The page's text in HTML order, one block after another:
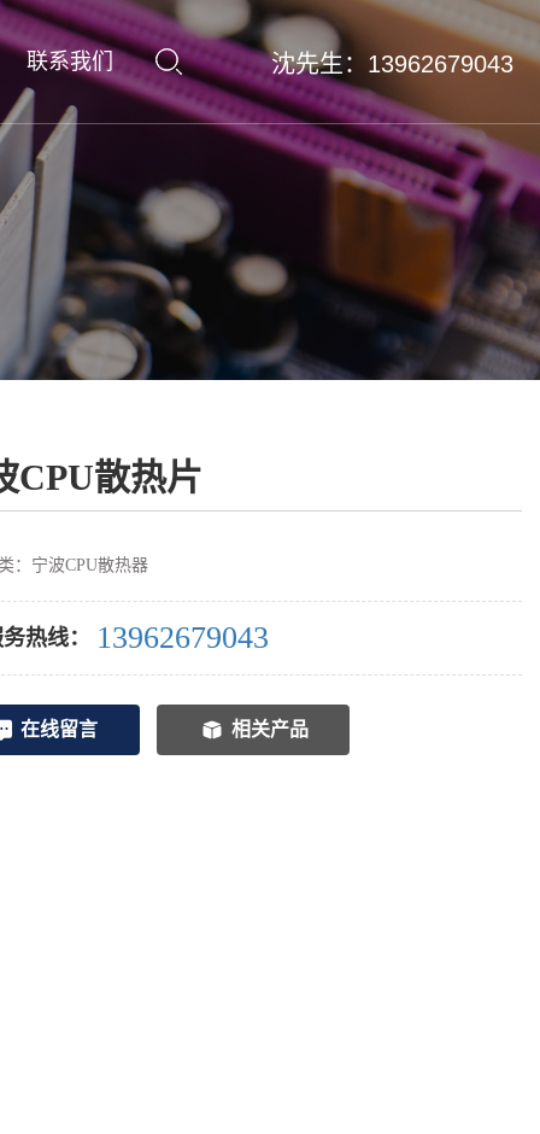
联系我们 沈先生：13962679043
CPU散热片
： 宁波CPU散热器
热线： 13962679043
在线留言 相关产品